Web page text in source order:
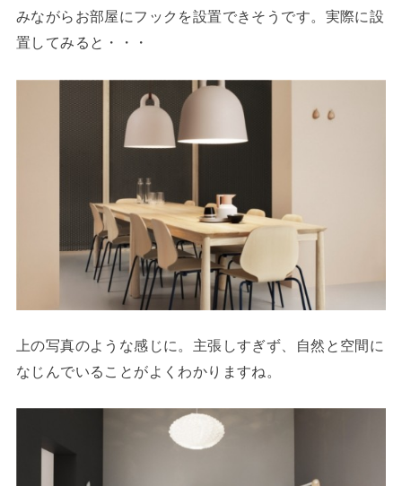
みながらお部屋にフックを設置できそうです。実際に設
置してみると・・・
上の写真のような感じに。主張しすぎず、自然と空間に
なじんでいることがよくわかりますね。